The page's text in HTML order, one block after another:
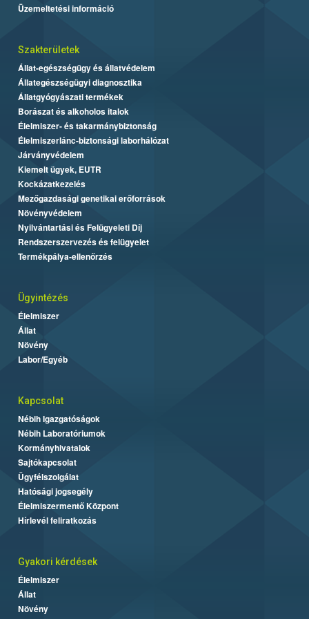
Üzemeltetési információ
Szakterületek
Állat-egészségügy és állatvédelem
Állategészségügyi diagnosztika
Állatgyógyászati termékek
Borászat és alkoholos italok
Élelmiszer- és takarmánybiztonság
Élelmiszerlánc-biztonsági laborhálózat
Járványvédelem
Kiemelt ügyek, EUTR
Kockázatkezelés
Mezőgazdasági genetikai erőforrások
Növényvédelem
Nyilvántartási és Felügyeleti Díj
Rendszerszervezés és felügyelet
Termékpálya-ellenőrzés
Ügyintézés
Élelmiszer
Állat
Növény
Labor/Egyéb
Kapcsolat
Nébih Igazgatóságok
Nébih Laboratóriumok
Kormányhivatalok
Sajtókapcsolat
Ügyfélszolgálat
Hatósági jogsegély
Élelmiszermentő Központ
Hírlevél feliratkozás
Gyakori kérdések
Élelmiszer
Állat
Növény